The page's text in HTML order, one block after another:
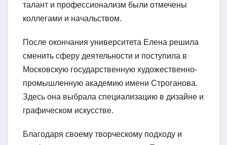
талант и профессионализм были отмечены
коллегами и начальством.
После окончания университета Елена решила
сменить сферу деятельности и поступила в
Московскую государственную художественно-
промышленную академию имени Строганова.
Здесь она выбрала специализацию в дизайне и
графическом искусстве.
Благодаря своему творческому подходу и